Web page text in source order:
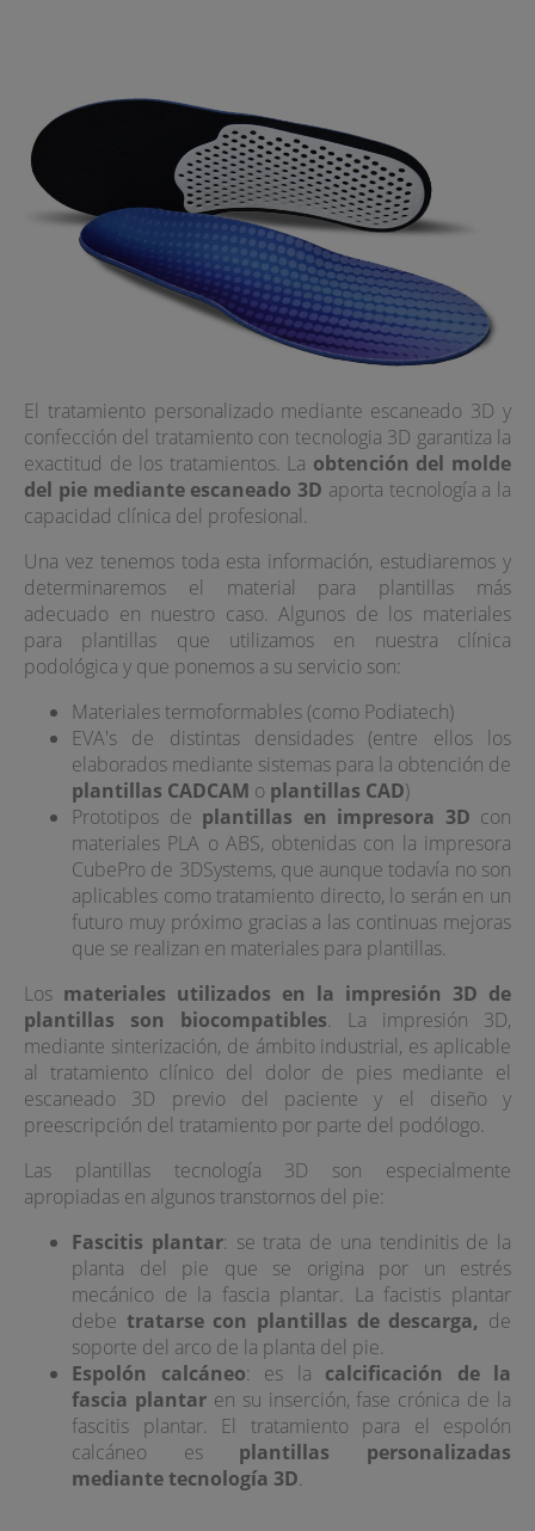
El tratamiento personalizado mediante escaneado 3D y
confección del tratamiento con tecnologia 3D garantiza la
exactitud de los tratamientos. La obtención del molde
del pie mediante escaneado 3D aporta tecnología a la
capacidad clínica del profesional.
Una vez tenemos toda esta información, estudiaremos y
determinaremos el material para plantillas más
adecuado en nuestro caso. Algunos de los materiales
para plantillas que utilizamos en nuestra clínica
podológica y que ponemos a su servicio son:
Materiales termoformables (como Podiatech)
EVA's de distintas densidades (entre ellos los
elaborados mediante sistemas para la obtención de
plantillas CADCAM o plantillas CAD)
Prototipos de plantillas en impresora 3D con
materiales PLA o ABS, obtenidas con la impresora
CubePro de 3DSystems, que aunque todavía no son
aplicables como tratamiento directo, lo serán en un
futuro muy próximo gracias a las continuas mejoras
que se realizan en materiales para plantillas.
Los materiales utilizados en la impresión 3D de
plantillas son biocompatibles. La impresión 3D,
mediante sinterización, de ámbito industrial, es aplicable
al tratamiento clínico del dolor de pies mediante el
escaneado 3D previo del paciente y el diseño y
preescripción del tratamiento por parte del podólogo.
Las plantillas tecnología 3D son especialmente
apropiadas en algunos transtornos del pie:
Fascitis plantar: se trata de una tendinitis de la
planta del pie que se origina por un estrés
mecánico de la fascia plantar. La facistis plantar
debe tratarse con plantillas de descarga, de
soporte del arco de la planta del pie.
Espolón calcáneo: es la calcificación de la
fascia plantaren su inserción, fase crónica de la
fascitis plantar. El tratamiento para el espolón
calcáneo es plantillas personalizadas
mediante tecnología 3D.